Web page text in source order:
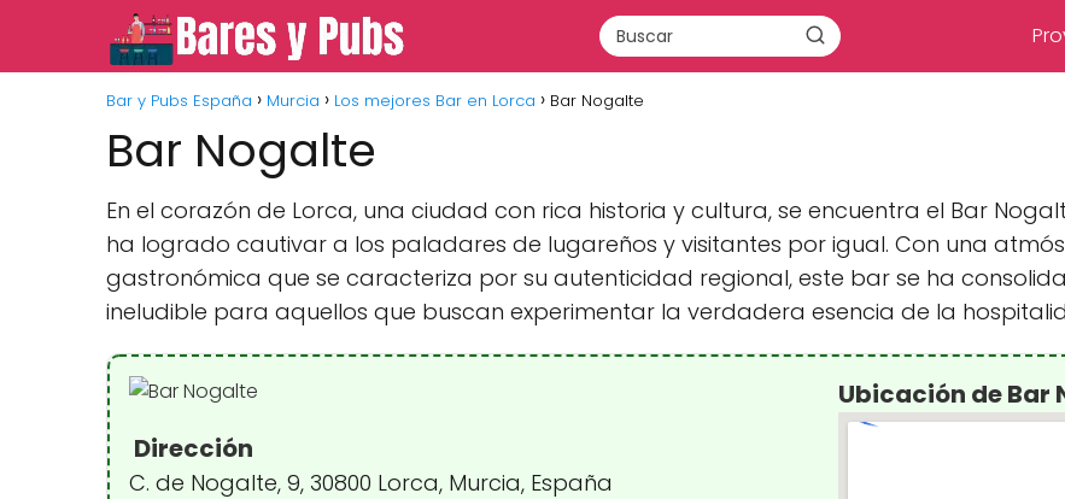
Bar y Pubs España Murcia Los mejores Bar en Lorca Bar Nogalte
Bar Nogalte
En el corazón de Lorca, una ciudad con rica historia y cultura, se encuentra el Bar
ha logrado cautivar a los paladares de lugareños y visitantes por igual. Con una
gastronómica que se caracteriza por su autenticidad regional, este bar se ha
ineludible para aquellos que buscan experimentar la verdadera esencia de la
Dirección
C. de Nogalte, 9, 30800 Lorca, Murcia, España
Ubicación de Bar